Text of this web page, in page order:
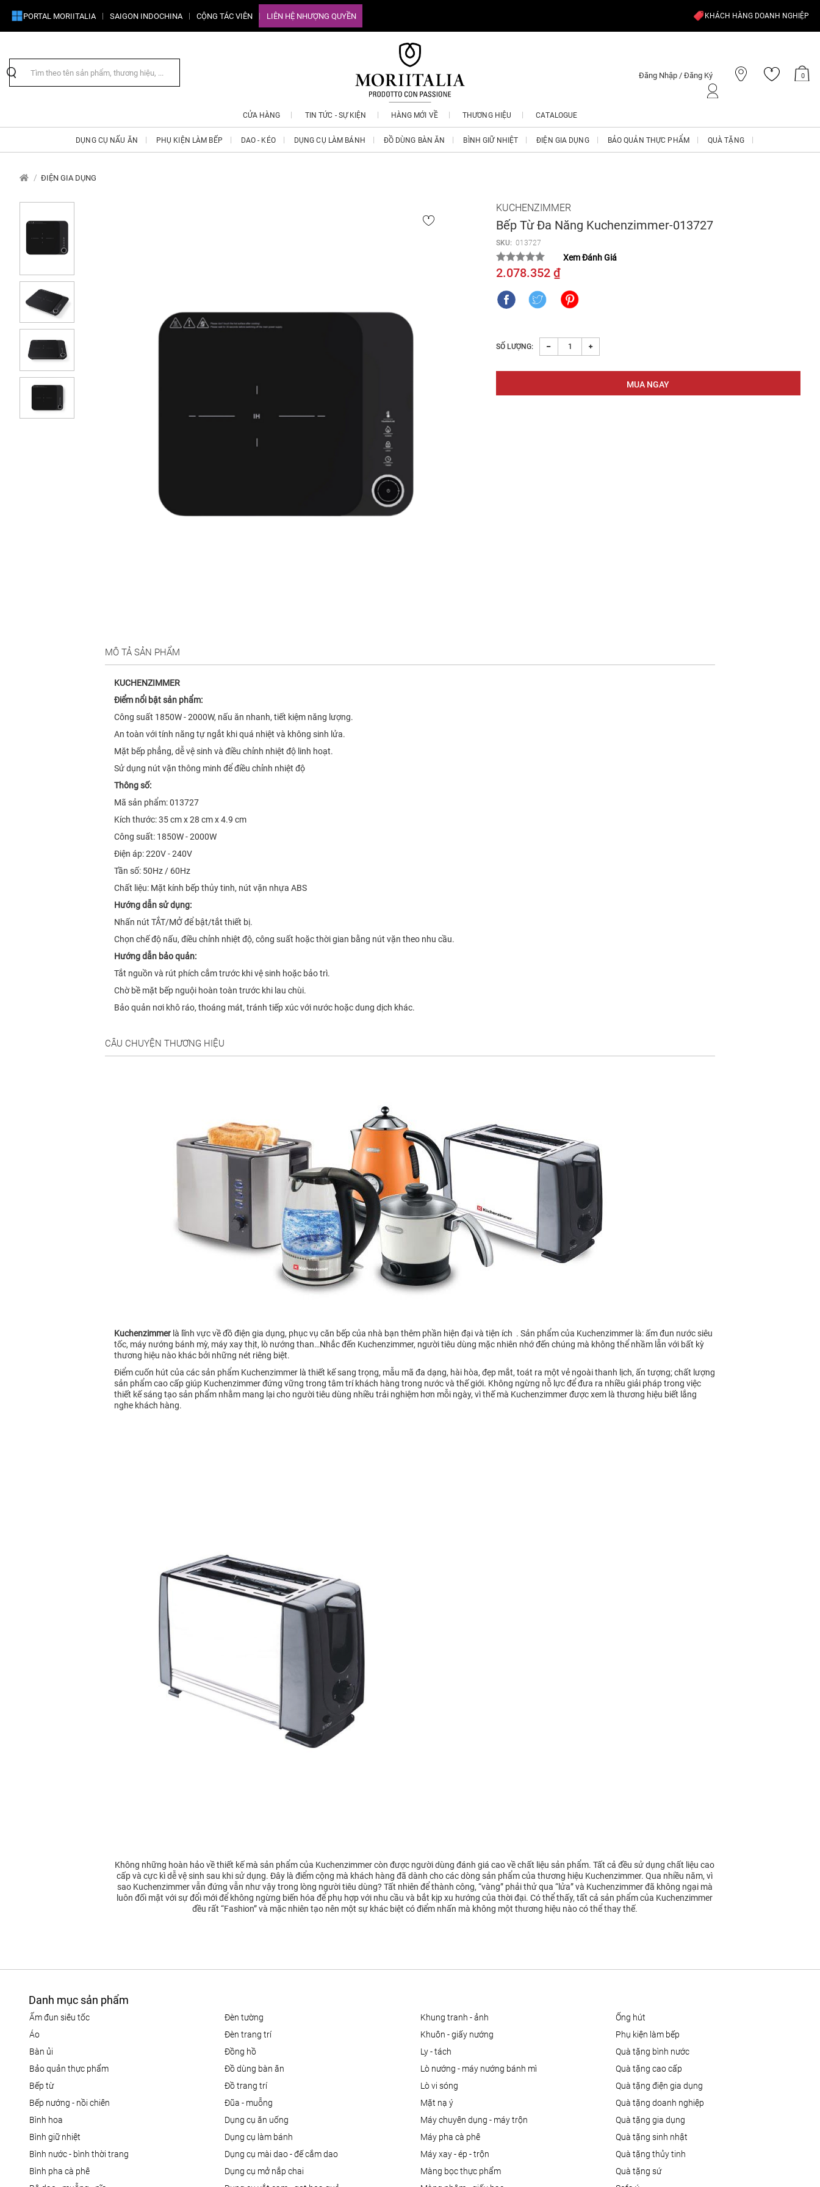
PORTAL MORIITALIA SAIGON INDOCHINA CỘNG TÁC VIÊN LIÊN HỆ NHƯỢNG QUYỀN KHÁCH HÀNG DOANH NGHIỆP
Đăng Nhập / Đăng Ký 0
CỬA HÀNG TIN TỨC - SỰ KIỆN HÀNG MỚI VỀ THƯƠNG HIỆU CATALOGUE
DỤNG CỤ NẤU ĂN PHỤ KIỆN LÀM BẾP DAO - KÉO DỤNG CỤ LÀM BÁNH ĐỒ DÙNG BÀN ĂN BÌNH GIỮ NHIỆT ĐIỆN GIA DỤNG BẢO QUẢN THỰC PHẨM QUÀ TẶNG
ĐIỆN GIA DỤNG
KUCHENZIMMER
Bếp Từ Đa Năng Kuchenzimmer-013727
SKU: 013727
Xem Đánh Giá
2.078.352 ₫
SỐ LƯỢNG:
MÔ TẢ SẢN PHẨM
KUCHENZIMMER
Điểm nổi bật sản phẩm:
Công suất 1850W - 2000W, nấu ăn nhanh, tiết kiệm năng lượng.
An toàn với tính năng tự ngắt khi quá nhiệt và không sinh lửa.
Mặt bếp phẳng, dễ vệ sinh và điều chỉnh nhiệt độ linh hoạt.
Sử dụng nút vặn thông minh để điều chỉnh nhiệt độ
Thông số:
Mã sản phẩm: 013727
Kích thước: 35 cm x 28 cm x 4.9 cm
Công suất: 1850W - 2000W
Điện áp: 220V - 240V
Tần số: 50Hz / 60Hz
Chất liệu: Mặt kính bếp thủy tinh, nút vặn nhựa ABS
Hướng dẫn sử dụng:
Nhấn nút TẮT/MỞ để bật/tắt thiết bị.
Chọn chế độ nấu, điều chỉnh nhiệt độ, công suất hoặc thời gian bằng nút vặn theo nhu cầu.
Hướng dẫn bảo quản:
Tắt nguồn và rút phích cắm trước khi vệ sinh hoặc bảo trì.
Chờ bề mặt bếp nguội hoàn toàn trước khi lau chùi.
Bảo quản nơi khô ráo, thoáng mát, tránh tiếp xúc với nước hoặc dung dịch khác.
CÂU CHUYỆN THƯƠNG HIỆU
Kuchenzimmer là lĩnh vực về đồ điện gia dụng, phục vụ căn bếp của nhà bạn thêm phần hiện đại và tiện ích . Sản phẩm của Kuchenzimmer là: ấm đun nước siêu
tốc, máy nướng bánh mỳ, máy xay thịt, lò nướng than…Nhắc đến Kuchenzimmer, người tiêu dùng mặc nhiên nhớ đến chúng mà không thể nhầm lẫn với bất kỳ
thương hiệu nào khác bởi những nét riêng biệt.
Điểm cuốn hút của các sản phẩm Kuchenzimmer là thiết kế sang trọng, mẫu mã đa dạng, hài hòa, đẹp mắt, toát ra một vẻ ngoài thanh lịch, ấn tượng; chất lượng
sản phẩm cao cấp giúp Kuchenzimmer đứng vững trong tâm trí khách hàng trong nước và thế giới. Không ngừng nỗ lực để đưa ra nhiều giải pháp trong việc
thiết kế sáng tạo sản phẩm nhằm mang lại cho người tiêu dùng nhiều trải nghiệm hơn mỗi ngày, vì thế mà Kuchenzimmer được xem là thương hiệu biết lắng
nghe khách hàng.
Không những hoàn hảo về thiết kế mà sản phẩm của Kuchenzimmer còn được người dùng đánh giá cao về chất liệu sản phẩm. Tất cả đều sử dụng chất liệu cao
cấp và cực kì dễ vệ sinh sau khi sử dụng. Đây là điểm cộng mà khách hàng đã dành cho các dòng sản phẩm của thương hiệu Kuchenzimmer. Qua nhiều năm, vì
sao Kuchenzimmer vẫn đứng vẫn như vậy trong lòng người tiêu dùng? Tất nhiên để thành công, “vàng” phải thử qua “lửa” và Kuchenzimmer đã không ngại mà
luôn đối mặt với sự đổi mới để không ngừng biến hóa để phụ hợp với nhu cầu và bắt kịp xu hướng của thời đại. Có thể thấy, tất cả sản phẩm của Kuchenzimmer
đều rất “Fashion” và mặc nhiên tạo nên một sự khác biệt có điểm nhấn mà không một thương hiệu nào có thể thay thế.
Danh mục sản phẩm
ấm đun siêu tốc
áo
bàn ủi
bảo quản thực phẩm
bếp từ
bếp nướng - nồi chiên
bình hoa
bình giữ nhiệt
bình nước - bình thời trang
bình pha cà phê
đèn tường
đèn trang trí
đồng hồ
đồ dùng bàn ăn
đồ trang trí
đũa - muỗng
dụng cụ ăn uống
dụng cụ làm bánh
dụng cụ mài dao - đế cắm dao
dụng cụ mở nắp chai
khung tranh - ảnh
khuôn - giấy nướng
ly - tách
lò nướng - máy nướng bánh mì
lò vi sóng
mặt nạ ý
máy chuyên dụng - máy trộn
máy pha cà phê
máy xay - ép - trộn
màng bọc thực phẩm
ống hút
phụ kiện làm bếp
quà tặng bình nước
quà tặng cao cấp
quà tặng điện gia dụng
quà tặng doanh nghiệp
quà tặng gia dụng
quà tặng sinh nhật
quà tặng thủy tinh
quà tặng sứ